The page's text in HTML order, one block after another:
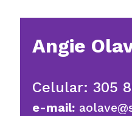
Angie
Celular: 305
e-mail: